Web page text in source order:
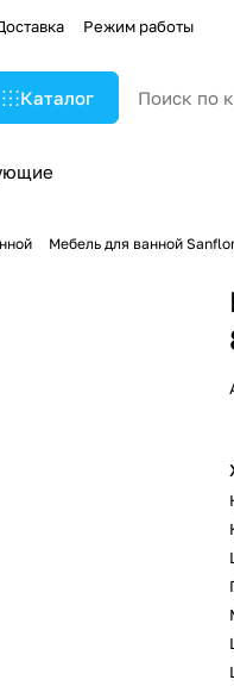
Режим работы
Каталог
Мебель для ванной